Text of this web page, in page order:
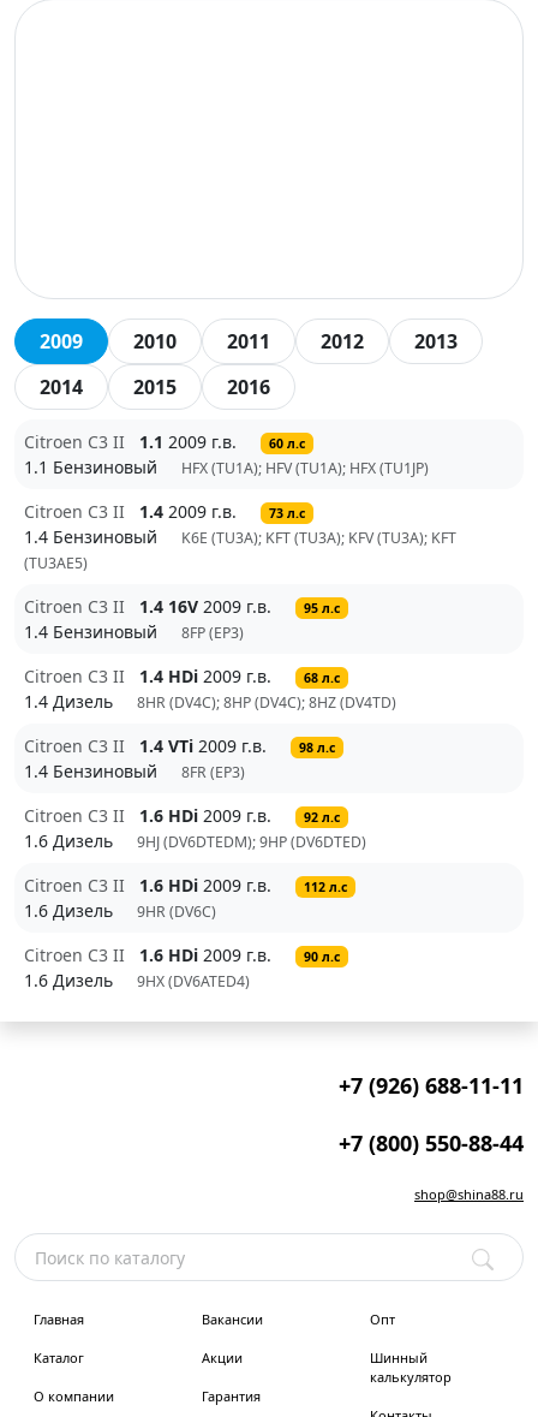
2009 2010 2011 2012
2013
2014
2015 2016
Citroen C3 II 1.1 2009 г.в. 60 л.с
1.1 Бензиновый HFX (TU1A); HFV (TU1A); HFX (TU1JP)
Citroen C3 II 1.4 2009 г.в. 73 л.с
1.4 Бензиновый
K6E (TU3A); KFT (TU3A); KFV (TU3A); KFT
(TU3AE5)
Citroen C3 II 1.4 16V 2009 г.в. 95 л.с
1.4 Бензиновый 8FP (EP3)
Citroen C3 II 1.4 HDi 2009 г.в. 68 л.с
1.4 Дизель 8HR (DV4C); 8HP (DV4C); 8HZ (DV4TD)
Citroen C3 II 1.4 VTi 2009 г.в. 98 л.с
1.4 Бензиновый 8FR (EP3)
Citroen C3 II 1.6 HDi 2009 г.в. 92 л.с
1.6 Дизель 9HJ (DV6DTEDM); 9HP (DV6DTED)
Citroen C3 II 1.6 HDi 2009 г.в. 112 л.с
1.6 Дизель 9HR (DV6C)
Citroen C3 II 1.6 HDi 2009 г.в. 90 л.с
1.6 Дизель 9HX (DV6ATED4)
+7 (926) 688-11-11
+7 (800) 550-88-44
shop@shina88.ru
Главная
Каталог
О компании
Вакансии
Акции
Гарантия
Опт
Шинный
калькулятор